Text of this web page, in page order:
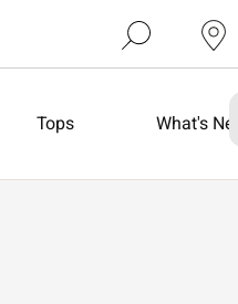
What's
Tops